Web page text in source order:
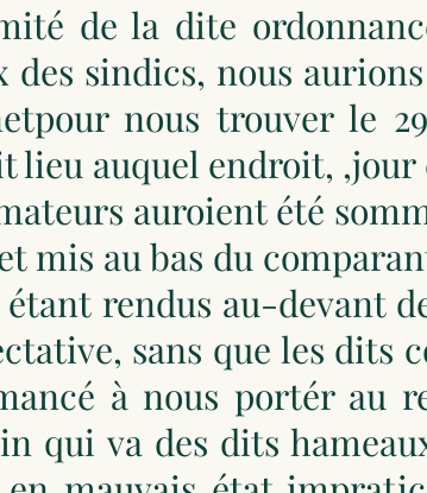
de la dite
des sindics, nous
nous trouver le
lieu auquel endroit,
auroient été
mis au bas du
rendus au-devant
sans que les
à nous portér au
qui va des dits